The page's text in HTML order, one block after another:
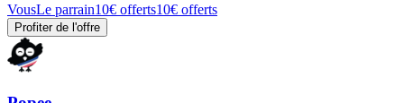
VousLe parrain10€ offerts10€ offerts
Profiter de l'offre